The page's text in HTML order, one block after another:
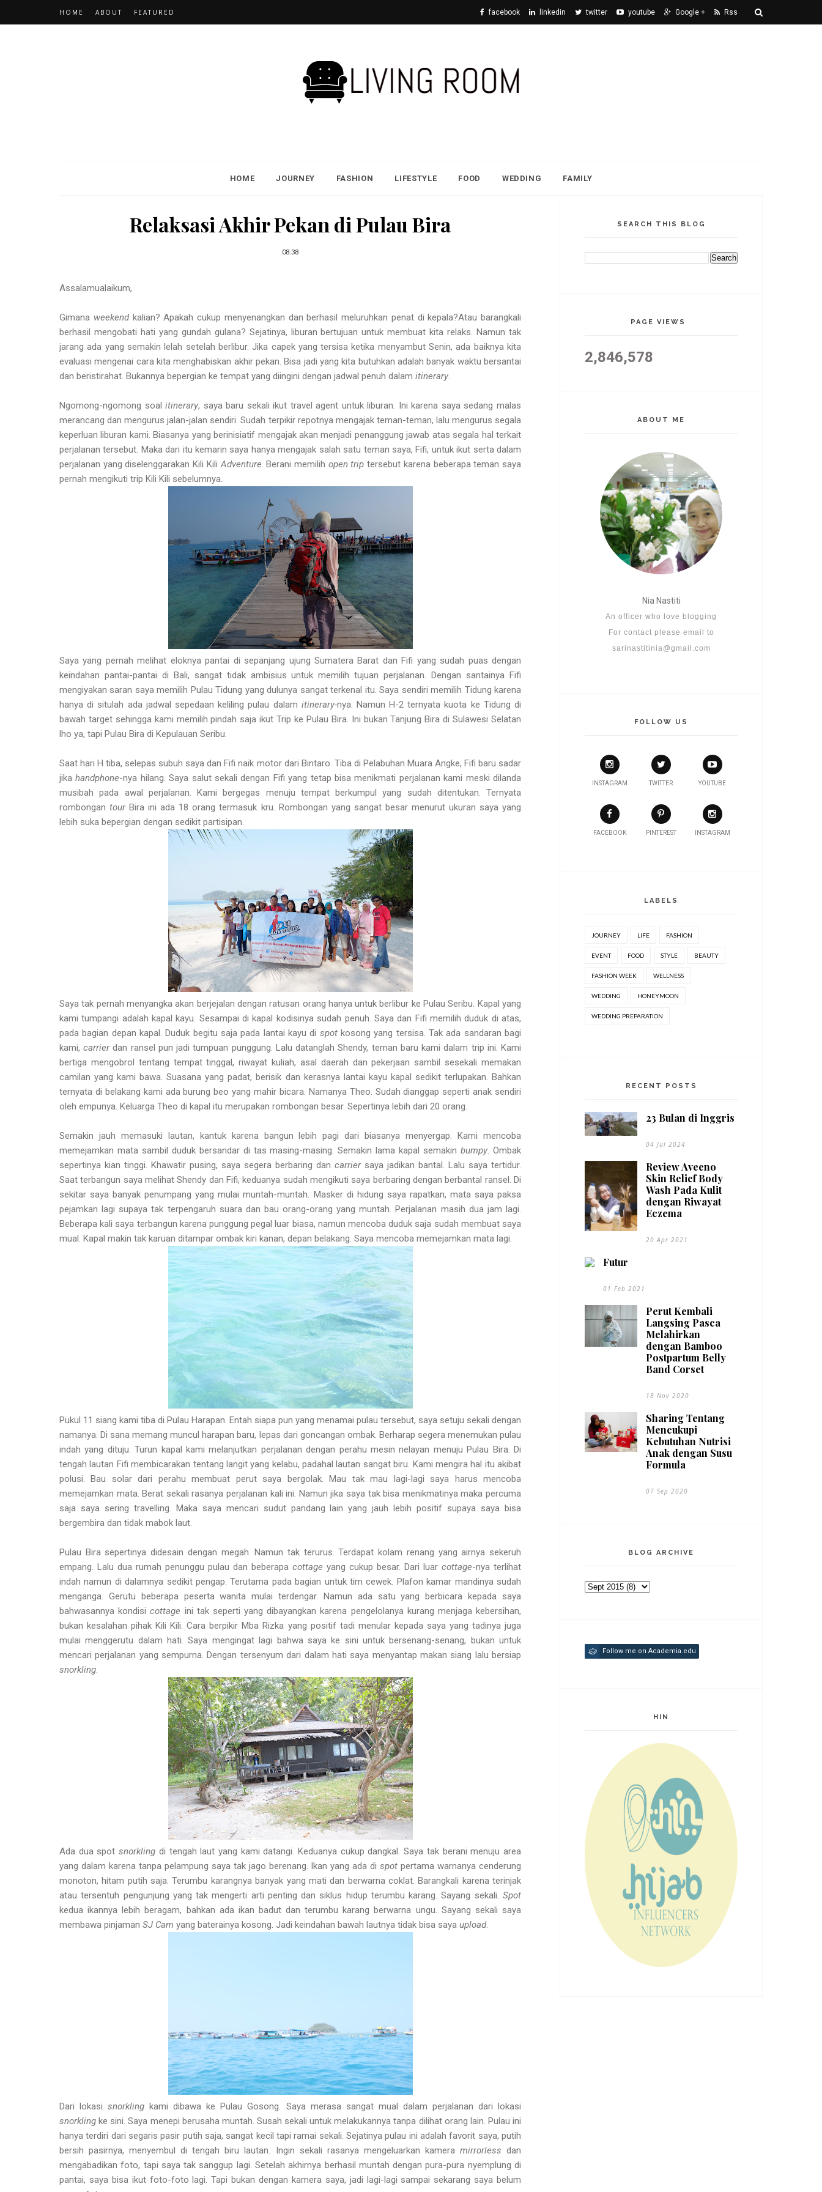
HOME ABOUT FEATURED facebook linkedin twitter youtube Google + Rss
HOME JOURNEY FASHION LIFESTYLE FOOD WEDDING FAMILY
Relaksasi Akhir Pekan di Pulau Bira
08:38
Assalamualaikum,
Gimana weekendkalian? Apakah cukup menyenangkan dan berhasil meluruhkan penat di kepala?Atau barangkali
berhasil mengobati hati yang gundah gulana? Sejatinya, liburan bertujuan untuk membuat kita relaks. Namun tak
jarang ada yang semakin lelah setelah berlibur. Jika capek yang tersisa ketika menyambut Senin, ada baiknya kita
evaluasi mengenai cara kita menghabiskan akhir pekan. Bisa jadi yang kita butuhkan adalah banyak waktu bersantai
dan beristirahat. Bukannya bepergian ke tempat yang diingini dengan jadwal penuh dalam itinerary.
Ngomong-ngomong soalitinerary, saya baru sekali ikut travel agent untuk liburan. Ini karena saya sedang malas
merancang dan mengurus jalan-jalan sendiri. Sudah terpikir repotnya mengajak teman-teman, lalu mengurus segala
keperluan liburan kami. Biasanya yang berinisiatif mengajak akan menjadi penanggung jawab atas segala hal terkait
perjalanan tersebut. Maka dari itu kemarin saya hanya mengajak salah satu teman saya, Fifi, untuk ikut serta dalam
perjalanan yang diselenggarakan Kili Kili Adventure. Berani memilih open trip tersebut karena beberapa teman saya
pernah mengikuti trip Kili Kili sebelumnya.
Saya yang pernah melihat eloknya pantai di sepanjang ujung Sumatera Barat dan Fifi yang sudah puas dengan
keindahan pantai-pantai di Bali, sangat tidak ambisius untuk memilih tujuan perjalanan. Dengan santainya Fifi
mengiyakan saran saya memilih Pulau Tidung yang dulunya sangat terkenal itu. Saya sendiri memilih Tidung karena
hanya di situlah ada jadwal sepedaan keliling pulau dalam itinerary-nya. Namun H-2 ternyata kuota ke Tidung di
bawah target sehingga kami memilih pindah saja ikut Trip ke Pulau Bira. Ini bukan Tanjung Bira di Sulawesi Selatan
lho ya, tapi Pulau Bira di Kepulauan Seribu.
Saat hari H tiba, selepas subuh saya dan Fifi naik motor dari Bintaro. Tiba di Pelabuhan Muara Angke, Fifi baru sadar
jikahandphone-nya hilang. Saya salut sekali dengan Fifi yang tetap bisa menikmati perjalanan kami meski dilanda
musibah pada awal perjalanan. Kami bergegas menuju tempat berkumpul yang sudah ditentukan. Ternyata
rombongantourBira ini ada 18 orang termasuk kru. Rombongan yang sangat besar menurut ukuran saya yang
lebih suka bepergian dengan sedikit partisipan.
Saya tak pernah menyangka akan berjejalan dengan ratusan orang hanya untuk berlibur ke Pulau Seribu. Kapal yang
kami tumpangi adalah kapal kayu. Sesampai di kapal kodisinya sudah penuh. Saya dan Fifi memilih duduk di atas,
pada bagian depan kapal. Duduk begitu saja pada lantai kayu di spotkosong yang tersisa. Tak ada sandaran bagi
kami,carrierdan ransel pun jadi tumpuan punggung. Lalu datanglah Shendy, teman baru kami dalam trip ini. Kami
bertiga mengobrol tentang tempat tinggal, riwayat kuliah, asal daerah dan pekerjaan sambil sesekali memakan
camilan yang kami bawa. Suasana yang padat, berisik dan kerasnya lantai kayu kapal sedikit terlupakan. Bahkan
ternyata di belakang kami ada burung beo yang mahir bicara. Namanya Theo. Sudah dianggap seperti anak sendiri
oleh empunya. Keluarga Theo di kapal itu merupakan rombongan besar. Sepertinya lebih dari 20 orang.
Semakin jauh memasuki lautan, kantuk karena bangun lebih pagi dari biasanya menyergap. Kami mencoba
memejamkan mata sambil duduk bersandar di tas masing-masing. Semakin lama kapal semakinbumpy. Ombak
sepertinya kian tinggi. Khawatir pusing, saya segera berbaring dan carrier saya jadikan bantal. Lalu saya tertidur.
Saat terbangun saya melihat Shendy dan Fifi, keduanya sudah mengikuti saya berbaring dengan berbantal ransel. Di
sekitar saya banyak penumpang yang mulai muntah-muntah. Masker di hidung saya rapatkan, mata saya paksa
pejamkan lagi supaya tak terpengaruh suara dan bau orang-orang yang muntah. Perjalanan masih dua jam lagi.
Beberapa kali saya terbangun karena punggung pegal luar biasa, namun mencoba duduk saja sudah membuat saya
mual. Kapal makin tak karuan ditampar ombak kiri kanan, depan belakang. Saya mencoba memejamkan mata lagi.
Pukul 11 siang kami tiba di Pulau Harapan. Entah siapa pun yang menamai pulau tersebut, saya setuju sekali dengan
namanya. Di sana memang muncul harapan baru, lepas dari goncangan ombak. Berharap segera menemukan pulau
indah yang dituju. Turun kapal kami melanjutkan perjalanan dengan perahu mesin nelayan menuju Pulau Bira. Di
tengah lautan Fifi membicarakan tentang langit yang kelabu, padahal lautan sangat biru. Kami mengira hal itu akibat
polusi. Bau solar dari perahu membuat perut saya bergolak. Mau tak mau lagi-lagi saya harus mencoba
memejamkan mata. Berat sekali rasanya perjalanan kali ini. Namun jika saya tak bisa menikmatinya maka percuma
saja saya sering travelling. Maka saya mencari sudut pandang lain yang jauh lebih positif supaya saya bisa
bergembira dan tidak mabok laut.
Pulau Bira sepertinya didesain dengan megah. Namun tak terurus. Terdapat kolam renang yang airnya sekeruh
empang. Lalu dua rumah penunggu pulau dan beberapa cottage yang cukup besar. Dari luar cottage-nya terlihat
indah namun di dalamnya sedikit pengap. Terutama pada bagian untuk tim cewek. Plafon kamar mandinya sudah
menganga. Gerutu beberapa peserta wanita mulai terdengar. Namun ada satu yang berbicara kepada saya
bahwasannya kondisicottage ini tak seperti yang dibayangkan karena pengelolanya kurang menjaga kebersihan,
bukan kesalahan pihak Kili Kili. Cara berpikir Mba Rizka yang positif tadi menular kepada saya yang tadinya juga
mulai menggerutu dalam hati. Saya mengingat lagi bahwa saya ke sini untuk bersenang-senang, bukan untuk
mencari perjalanan yang sempurna. Dengan tersenyum dari dalam hati saya menyantap makan siang lalu bersiap
snorkling.
Ada dua spotsnorkling di tengah laut yang kami datangi. Keduanya cukup dangkal. Saya tak berani menuju area
yang dalam karena tanpa pelampung saya tak jago berenang. Ikan yang ada di spotpertama warnanya cenderung
monoton, hitam putih saja. Terumbu karangnya banyak yang mati dan berwarna coklat. Barangkali karena terinjak
atau tersentuh pengunjung yang tak mengerti arti penting dan siklus hidup terumbu karang. Sayang sekali. Spot
kedua ikannya lebih beragam, bahkan ada ikan badut dan terumbu karang berwarna ungu. Sayang sekali saya
membawa pinjaman SJ Cam yang baterainya kosong. Jadi keindahan bawah lautnya tidak bisa saya upload.
Dari lokasisnorkling kami dibawa ke Pulau Gosong. Saya merasa sangat mual dalam perjalanan dari lokasi
snorklingke sini. Saya menepi berusaha muntah. Susah sekali untuk melakukannya tanpa dilihat orang lain. Pulau ini
hanya terdiri dari segaris pasir putih saja, sangat kecil tapi ramai sekali. Sejatinya pulau ini adalah favorit saya, putih
bersih pasirnya, menyembul di tengah biru lautan. Ingin sekali rasanya mengeluarkan kamera mirrorless dan
mengabadikan foto, tapi saya tak sanggup lagi. Setelah akhirnya berhasil muntah dengan pura-pura nyemplung di
pantai, saya bisa ikut foto-foto lagi. Tapi bukan dengan kamera saya, jadi lagi-lagi sampai sekarang saya belum
SEARCH THIS BLOG
PAGE VIEWS
2,846,578
ABOUT ME
Nia Nastiti
An officer who love blogging
For contact please email to
sarinastitinia@gmail.com
FOLLOW US
INSTAGRAM TWITTER YOUTUBE
FACEBOOK PINTEREST INSTAGRAM
LABELS
JOURNEY LIFE FASHION
EVENT FOOD STYLE BEAUTY
FASHION WEEK WELLNESS
WEDDING HONEYMOON
WEDDING PREPARATION
RECENT POSTS
23 Bulan di Inggris
04 Jul 2024
Review Aveeno
Skin Relief Body
Wash Pada Kulit
dengan Riwayat
Eczema
20 Apr 2021
Futur
01 Feb 2021
Perut Kembali
Langsing Pasca
Melahirkan
dengan Bamboo
Postpartum Belly
Band Corset
18 Nov 2020
Sharing Tentang
Mencukupi
Kebutuhan Nutrisi
Anak dengan Susu
Formula
07 Sep 2020
BLOG ARCHIVE
Follow me on Academia.edu
HIN